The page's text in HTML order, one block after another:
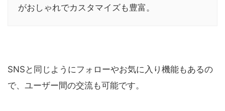
がおしゃれでカスタマイズも豊富。
SNSと同じようにフォローやお気に入り機能もあるの
で、ユーザー間の交流も可能です。